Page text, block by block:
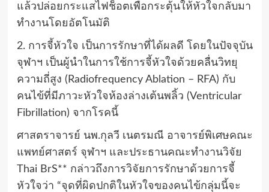
แล้วปล่อยกระแสไฟช็อตเพื่อกระตุ้นให้หัวใจกลับมา
ทำงานโดยอัตโนมัติ
2. การจี้หัวใจ เป็นการรักษาที่ได้ผลดี โดยในปัจจุบัน
จุฬาฯ เป็นผู้นำในการใช้การจี้หัวใจด้วยคลื่นวิทยุ
ความถี่สูง (Radiofrequency Ablation – RFA) กับ
คนไข้ที่มีภาวะหัวใจห้องล่างเต้นพลิ้ว (Ventricular
Fibrillation) จากโรคนี้
ศาสตราจารย์ นพ.กุลวี เนตรมณี อาจารย์พิเศษคณะ
แพทย์ศาสตร์ จุฬาฯ และประธานคณะทำงานวิจัย
Thai BrS** กล่าวถึงการวิจัยการรักษาด้วยการจี้
หัวใจว่า “จุดที่ผิดปกติในหัวใจของคนไข้กลุ่มนี้จะ